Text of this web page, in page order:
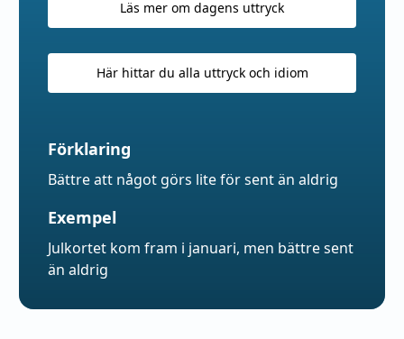
Läs mer om dagens uttryck
Här hittar du alla uttryck och idiom
Förklaring
Bättre att något görs lite för sent än aldrig
Exempel
Julkortet kom fram i januari, men bättre sent
än aldrig